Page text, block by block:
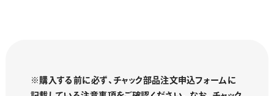
※購入する前に必ず、チャック部品注文申込フォームに